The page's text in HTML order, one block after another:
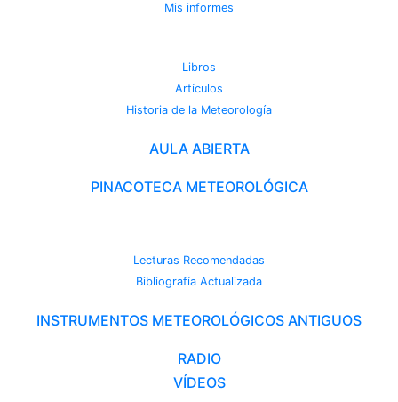
Mis informes
Libros
Artículos
Historia de la Meteorología
AULA ABIERTA
PINACOTECA METEOROLÓGICA
Lecturas Recomendadas
Bibliografía Actualizada
INSTRUMENTOS METEOROLÓGICOS ANTIGUOS
RADIO
VÍDEOS